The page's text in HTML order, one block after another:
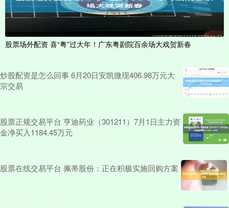
股票场外配资 喜“粤”过大年！广东粤剧院百余场大戏贺新春
炒股配资是怎么回事 6月20日安凯微现406.98万元大
宗交易
股票正规交易平台 亨迪药业（301211）7月1日主力资
金净买入1184.45万元
股票在线交易平台 佩蒂股份：正在积极实施回购方案